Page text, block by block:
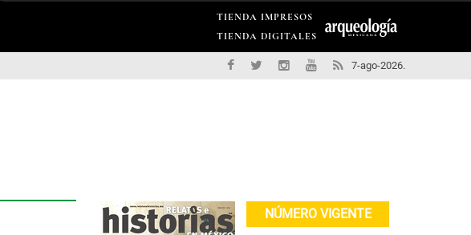
TIENDA IMPRESOS
TIENDA DIGITALES
7-ago-2026.
NÚMERO VIGENTE